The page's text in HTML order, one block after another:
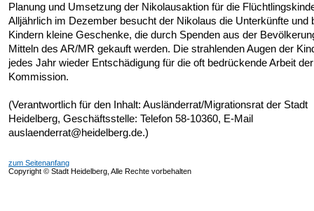
Planung und Umsetzung der Nikolausaktion für die
Alljährlich im Dezember besucht der Nikolaus die Unterkünfte und
Kindern kleine Geschenke, die durch Spenden aus der
Mitteln des AR/MR gekauft werden. Die strahlenden Augen der
jedes Jahr wieder Entschädigung für die oft bedrückende Arbeit der
Kommission.
(Verantwortlich für den Inhalt: Ausländerrat/Migrationsrat der Stadt
Heidelberg, Geschäftsstelle: Telefon 58-10360, E-Mail
auslaenderrat@heidelberg.de.)
zum Seitenanfang
Copyright © Stadt Heidelberg, Alle Rechte vorbehalten